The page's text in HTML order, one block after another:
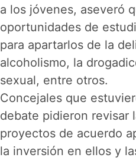
a los jóvenes, aseveró
oportunidades de
para apartarlos de la
alcoholismo, la
sexual, entre otros.
Concejales que
debate pidieron revisar
proyectos de acuerdo
la inversión en ellos y